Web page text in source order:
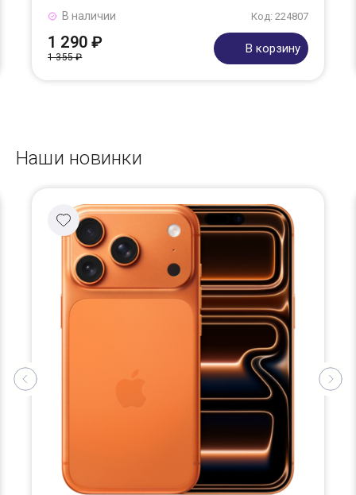
Код: 224807
В наличии
1 290 ₽
1 355 ₽
В корзину
Наши новинки